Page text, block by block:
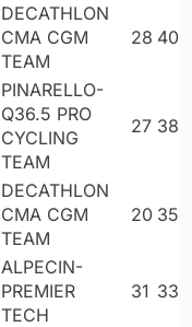
DECATHLON
CMA CGM
TEAM
28
PINARELLO-
Q36.5 PRO
CYCLING
TEAM
27
DECATHLON
CMA CGM
TEAM
20
ALPECIN-
PREMIER
TECH
31